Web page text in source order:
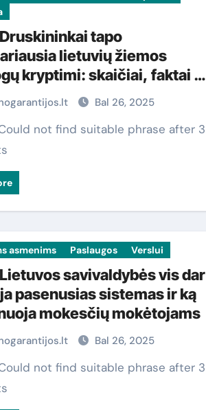
tapo
lietuvių žiemos
kryptimi: skaičiai, faktai ir
žinomi kurortinio miesto
Bal 26, 2025
asmenims Paslaugos Verslui
savivaldybės vis dar
pasenusias sistemas ir ką
mokesčių mokėtojams
Bal 26, 2025